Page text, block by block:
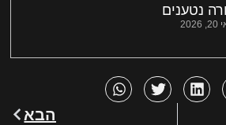
נטענים
הבא